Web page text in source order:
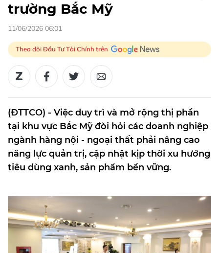
trường Bắc Mỹ
11/06/2026 06:01
Theo dõi Đầu Tư Tài Chính trên
(ĐTTCO) - Việc duy trì và mở rộng thị phần
tại khu vực Bắc Mỹ đòi hỏi các doanh nghiệp
ngành hàng nội - ngoại thất phải nâng cao
năng lực quản trị, cập nhật kịp thời xu hướng
tiêu dùng xanh, sản phẩm bền vững.